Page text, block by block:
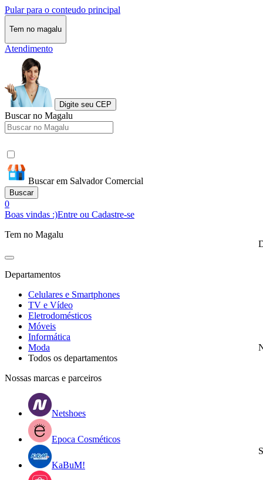
Pular para o conteudo principal
Tem no magalu
Atendimento
Digite seu CEP
Buscar no Magalu
Buscar em Salvador Comercial
Buscar
0
Boas vindas :)Entre ou Cadastre-se
Tem no Magalu
Departamentos
Celulares e Smartphones
TV e Vídeo
Eletrodomésticos
Móveis
Informática
Moda
Todos os departamentos
Nossas marcas e parceiros
Netshoes
Epoca Cosméticos
KaBuM!